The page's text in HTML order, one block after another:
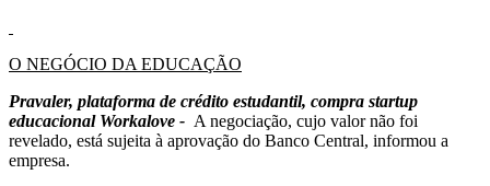
O NEGÓCIO DA EDUCAÇÃO
Pravaler, plataforma de crédito estudantil, compra startup
educacional Workalove - A negociação, cujo valor não foi
revelado, está sujeita à aprovação do Banco Central, informou a
empresa.